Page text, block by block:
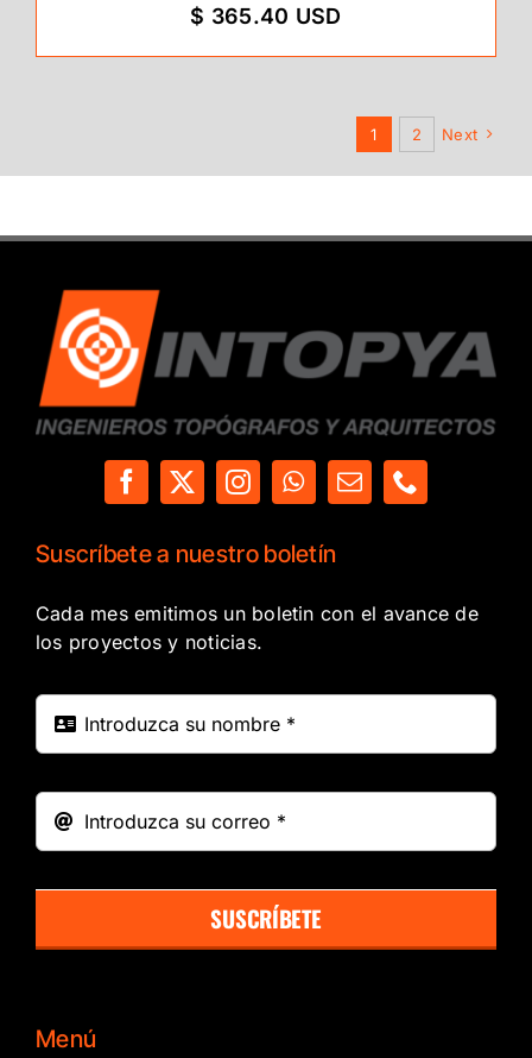
$ 365.40 USD
1 2 Next
Suscríbete a nuestro boletín
Cada mes emitimos un boletin con el avance de
los proyectos y noticias.
SUSCRÍBETE
Menú